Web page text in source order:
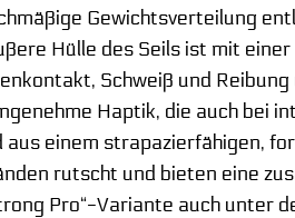
Gewichtsverteilung
Hülle des Seils ist mit
Schweiß und
Haptik, die auch bei
einem strapazierfähigen,
rutscht und bieten eine
Pro“-Variante auch unter